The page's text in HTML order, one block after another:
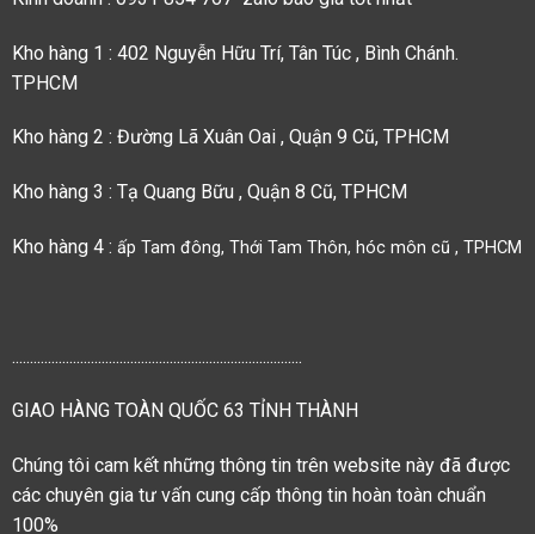
Kho hàng 1 : 402 Nguyễn Hữu Trí, Tân Túc , Bình Chánh.
TPHCM
Kho hàng 2 : Đường Lã Xuân Oai , Quận 9 Cũ, TPHCM
Kho hàng 3 : Tạ Quang Bữu , Quận 8 Cũ, TPHCM
Kho hàng 4 : ấp Tam đông, Thới Tam Thôn, hóc môn cũ , TPHCM
.................................................................................
GIAO HÀNG TOÀN QUỐC 63 TỈNH THÀNH
Chúng tôi cam kết những thông tin trên website này đã được
các chuyên gia tư vấn cung cấp thông tin hoàn toàn chuẩn
100%